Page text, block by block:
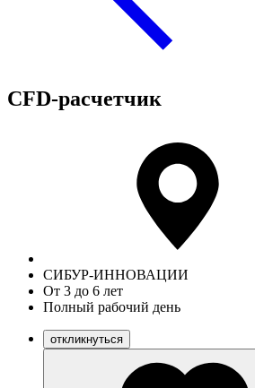
CFD-расчетчик
СИБУР-ИННОВАЦИИ
От 3 до 6 лет
Полный рабочий день
откликнуться